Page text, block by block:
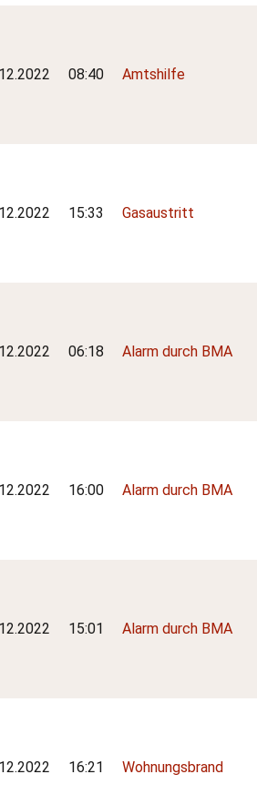
08:40 Amtshilfe
15:33 Gasaustritt
06:18 Alarm durch BMA
16:00 Alarm durch BMA
15:01 Alarm durch BMA
16:21 Wohnungsbrand